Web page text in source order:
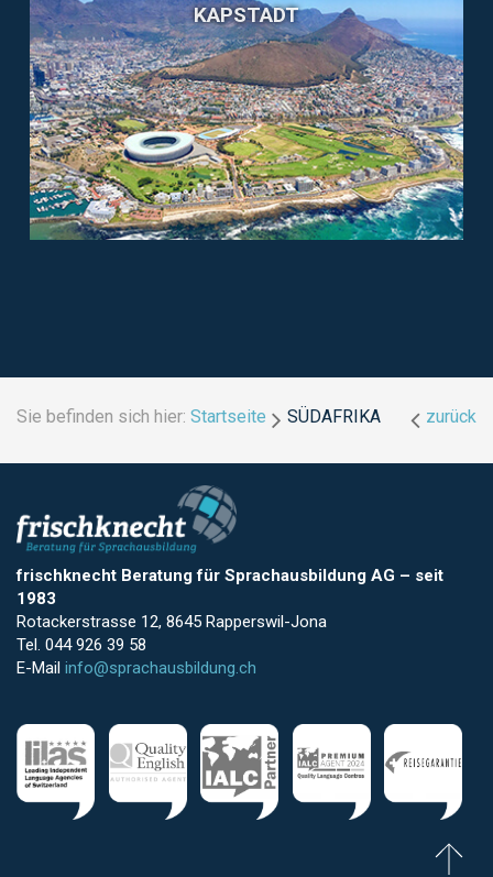
KAPSTADT
Sie befinden sich hier: Startseite SÜDAFRIKA zurück
frischknecht Beratung für Sprachausbildung AG – seit
1983
Rotackerstrasse 12, 8645 Rapperswil-Jona
Tel. 044 926 39 58
E-Mail info@sprachausbildung.ch